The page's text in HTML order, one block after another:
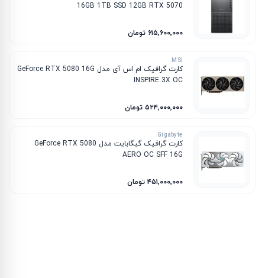
16GB 1TB SSD 12GB RTX 5070
۶۱۵٬۶۰۰٬۰۰۰ تومان
MSI
کارت گرافیک ام‌ اس‌ آی مدل GeForce RTX 5080 16G
INSPIRE 3X OC
۵۲۴٬۰۰۰٬۰۰۰ تومان
Gigabyte
کارت گرافیک گیگابایت مدل GeForce RTX 5080
AERO OC SFF 16G
۴۵۱٬۰۰۰٬۰۰۰ تومان